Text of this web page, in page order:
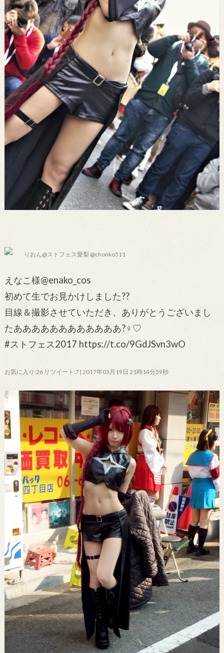
りおん@ストフェス愛梨 @chonko511
えなこ様@enako_cos
初めて生でお見かけしました??
目線＆撮影させていただき、ありがとうございまし
たああああああああああああ?‍♀️♡
#ストフェス2017 https://t.co/9GdJSvn3wO
お気に入り:26 リツイート:7 | 2017年03月19日 21時14分59秒